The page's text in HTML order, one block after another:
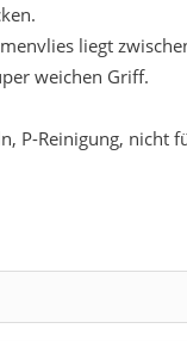
liegt
weichen Griff.
P-Reinigung, nicht